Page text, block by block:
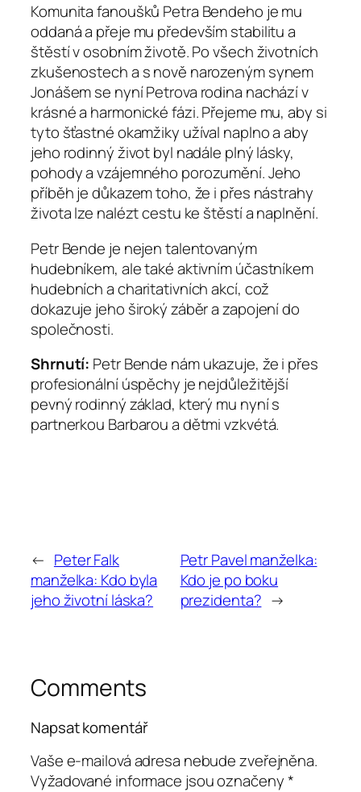
Komunita fanoušků Petra Bendeho je mu
oddaná a přeje mu především stabilitu a
štěstí v osobním životě. Po všech životních
zkušenostech a s nově narozeným synem
Jonášem se nyní Petrova rodina nachází v
krásné a harmonické fázi. Přejeme mu, aby si
tyto šťastné okamžiky užíval naplno a aby
jeho rodinný život byl nadále plný lásky,
pohody a vzájemného porozumění. Jeho
příběh je důkazem toho, že i přes nástrahy
života lze nalézt cestu ke štěstí a naplnění.
Petr Bende je nejen talentovaným
hudebníkem, ale také aktivním účastníkem
hudebních a charitativních akcí, což
dokazuje jeho široký záběr a zapojení do
společnosti.
Shrnutí: Petr Bende nám ukazuje, že i přes
profesionální úspěchy je nejdůležitější
pevný rodinný základ, který mu nyní s
partnerkou Barbarou a dětmi vzkvétá.
← Peter Falk
manželka: Kdo byla
jeho životní láska?
Petr Pavel manželka:
Kdo je po boku
prezidenta? →
Comments
Napsat komentář
Vaše e-mailová adresa nebude zveřejněna.
Vyžadované informace jsou označeny*